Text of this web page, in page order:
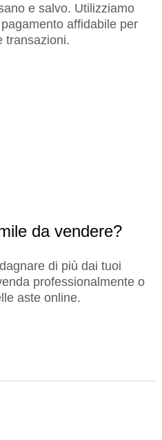
e salvo. Utilizziamo
affidabile per
transazioni.
da vendere?
di più dai tuoi
professionalmente o
aste online.